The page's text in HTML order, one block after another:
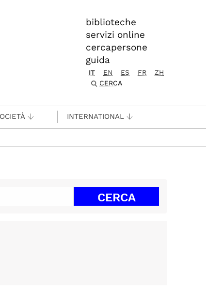
biblioteche
servizi online
cercapersone
guida
IT EN ES FR
ZH
CERCA
INTERNATIONAL